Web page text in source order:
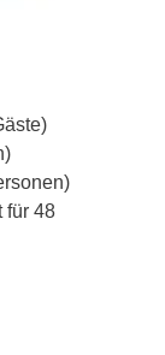
für 48